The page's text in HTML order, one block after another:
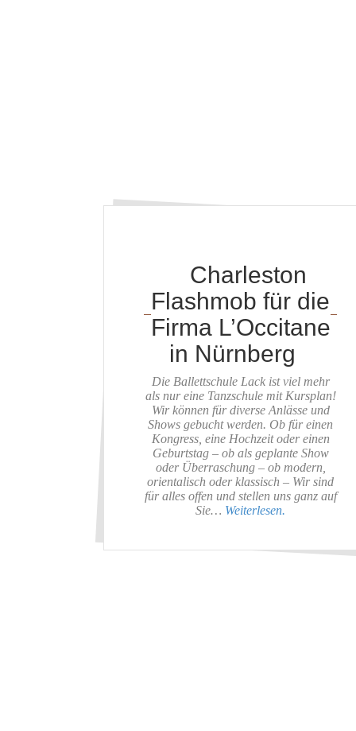
Charleston
Flashmob für die
Firma L’Occitane
in Nürnberg
Die Ballettschule Lack ist viel mehr
als nur eine Tanzschule mit Kursplan!
Wir können für diverse Anlässe und
Shows gebucht werden. Ob für einen
Kongress, eine Hochzeit oder einen
Geburtstag – ob als geplante Show
oder Überraschung – ob modern,
orientalisch oder klassisch – Wir sind
für alles offen und stellen uns ganz auf
Sie… Weiterlesen.